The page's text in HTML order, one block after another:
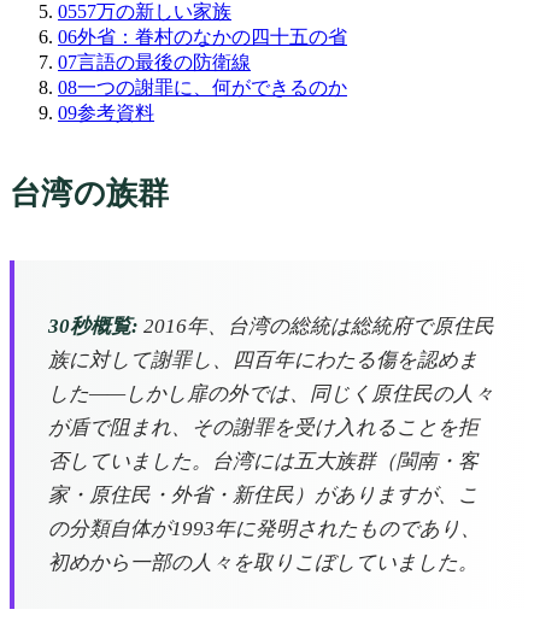
0557万の新しい家族
06外省：眷村のなかの四十五の省
07言語の最後の防衛線
08一つの謝罪に、何ができるのか
09参考資料
台湾の族群
30秒概覧: 2016年、台湾の総統は総統府で原住民
族に対して謝罪し、四百年にわたる傷を認めま
した——しかし扉の外では、同じく原住民の人々
が盾で阻まれ、その謝罪を受け入れることを拒
否していました。台湾には五大族群（閩南・客
家・原住民・外省・新住民）がありますが、こ
の分類自体が1993年に発明されたものであり、
初めから一部の人々を取りこぼしていました。